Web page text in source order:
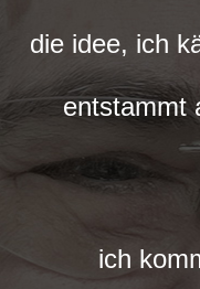
die idee, ich
entstammt
ich